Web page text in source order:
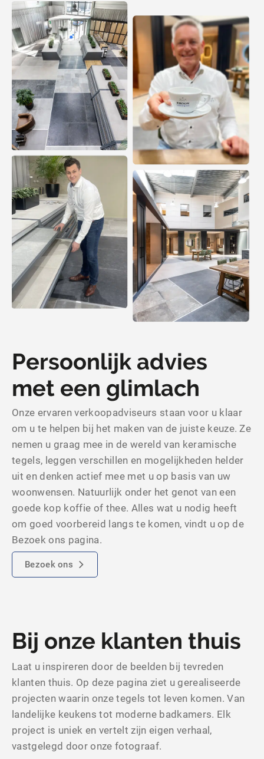
Persoonlijk advies
met een glimlach
Onze ervaren verkoopadviseurs staan voor u klaar
om u te helpen bij het maken van de juiste keuze. Ze
nemen u graag mee in de wereld van keramische
tegels, leggen verschillen en mogelijkheden helder
uit en denken actief mee met u op basis van uw
woonwensen. Natuurlijk onder het genot van een
goede kop koffie of thee. Alles wat u nodig heeft
om goed voorbereid langs te komen, vindt u op de
Bezoek ons pagina.
Bezoek ons
Bij onze klanten thuis
Laat u inspireren door de beelden bij tevreden
klanten thuis. Op deze pagina ziet u gerealiseerde
projecten waarin onze tegels tot leven komen. Van
landelijke keukens tot moderne badkamers. Elk
project is uniek en vertelt zijn eigen verhaal,
vastgelegd door onze fotograaf.